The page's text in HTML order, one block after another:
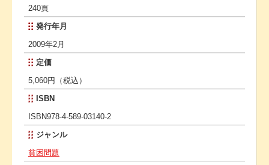
240頁
発行年月
2009年2月
定価
5,060円（税込）
ISBN
ISBN978-4-589-03140-2
ジャンル
貧困問題